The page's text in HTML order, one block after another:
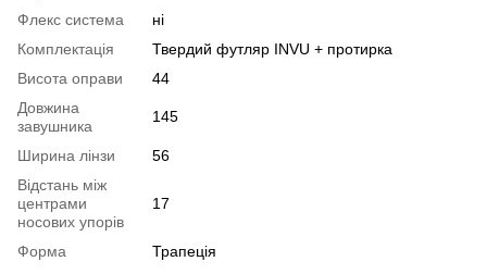
Флекс система
ні
Комплектація
Твердий футляр INVU + протирка
Висота оправи
44
Довжина
завушника
145
Ширина лінзи
56
Відстань між
центрами
носових упорів
17
Форма Трапеція